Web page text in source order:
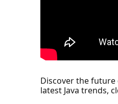
Discover the future
latest Java trends,